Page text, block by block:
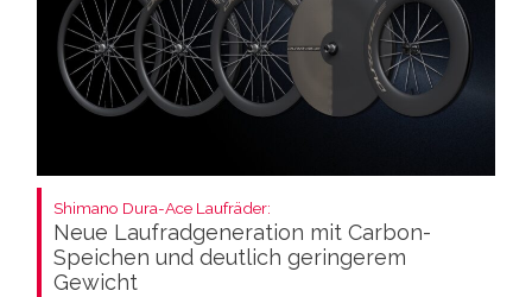
Shimano Dura-Ace Laufräder:
Neue Laufradgeneration mit Carbon-
Speichen und deutlich geringerem
Gewicht